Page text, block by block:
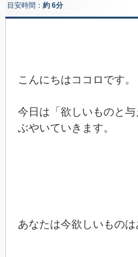
目安時間： 約 6分
こんにちはココロです。
今日は「欲しいものと
ぶやいていきます。
あなたは今欲しいものは